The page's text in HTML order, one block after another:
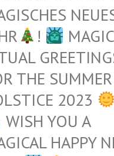
!
THE SUMMER
2023
WISH YOU A
HAPPY